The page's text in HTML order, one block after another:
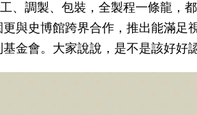
、調製、包裝，全製程一條龍，
與史博館跨界合作，推出能滿足
金會。大家說說，是不是該好好